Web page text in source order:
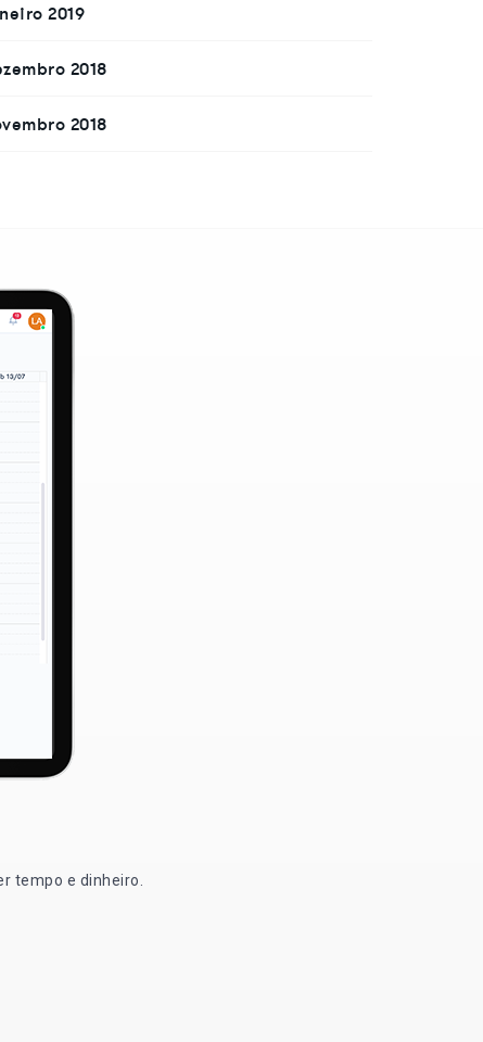
2019
2018
2018
tempo e dinheiro.